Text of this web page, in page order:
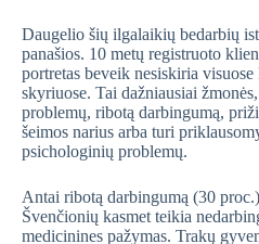
Daugelio šių ilgalaikių bedarbių
panašios. 10 metų registruoto
portretas beveik nesiskiria
skyriuose. Tai dažniausiai
problemų, ribotą darbingumą,
šeimos narius arba turi
psichologinių problemų.
Antai ribotą darbingumą (30
Švenčionių kasmet teikia
medicinines pažymas. Trakų